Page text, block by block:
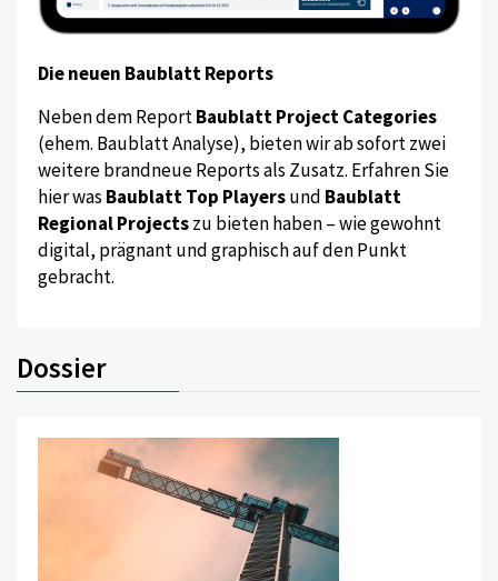
Die neuen Baublatt Reports
Neben dem ReportBaublatt Project Categories
(ehem. Baublatt Analyse), bieten wir ab sofort zwei
weitere brandneue Reports als Zusatz. Erfahren Sie
hier was Baublatt Top Playersund Baublatt
Regional Projectszu bieten haben – wie gewohnt
digital, prägnant und graphisch auf den Punkt
gebracht.
Dossier